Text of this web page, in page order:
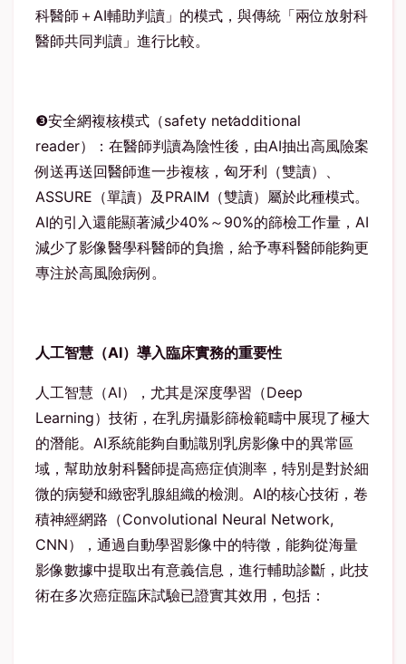
科醫師＋ AI輔助判讀」的模式，與傳統「兩位放射科
醫師共同判讀」進行比較。
❸安全網複核模式（safety netadditional
reader）：在醫師判讀為陰性後，由AI抽出高風險案
例送再送回醫師進一步複核，匈牙利（雙讀）、
ASSURE （單讀）及 PRAIM （雙讀）屬於此種模式。
AI的引入還能顯著減少40% ～ 90%的篩檢工作量， AI
減少了影像醫學科醫師的負擔，給予專科醫師能夠更
專注於高風險病例。
人工智慧（AI）導入臨床實務的重要性
人工智慧（AI），尤其是深度學習（Deep
Learning）技術，在乳房攝影篩檢範疇中展現了極大
的潛能。 AI系統能夠自動識別乳房影像中的異常區
域，幫助放射科醫師提高癌症偵測率，特別是對於細
微的病變和緻密乳腺組織的檢測。 AI的核心技術，卷
積神經網路（Convolutional Neural Network,
CNN），通過自動學習影像中的特徵，能夠從海量
影像數據中提取出有意義信息，進行輔助診斷，此技
術在多次癌症臨床試驗已證實其效用，包括：